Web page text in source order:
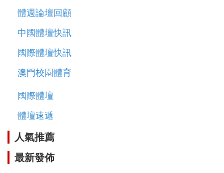
體週論壇回顧
中國體壇快訊
國際體壇快訊
澳門校園體育
國際體壇
體壇速遞
人氣推薦
最新發佈